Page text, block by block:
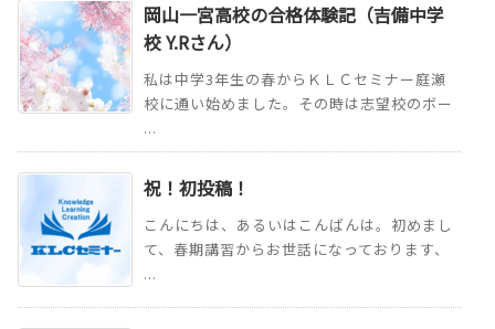
岡山一宮高校の合格体験記（吉備中学
校 Y.Rさん）
私は中学3年生の春からＫＬＣセミナー庭瀬
校に通い始めました。その時は志望校のボー
...
祝！初投稿！
こんにちは、あるいはこんばんは。初めまし
て、春期講習からお世話になっております、
...